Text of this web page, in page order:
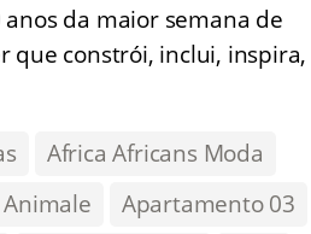
anos da maior semana de
que constrói, inclui, inspira,
Africa Africans Moda
Animale
Apartamento 03